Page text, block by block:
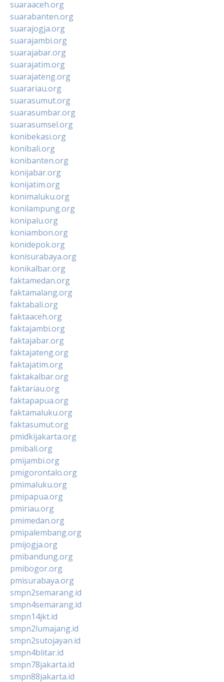
suaraaceh.org
suarabanten.org
suarajogja.org
suarajambi.org
suarajabar.org
suarajatim.org
suarajateng.org
suarariau.org
suarasumut.org
suarasumbar.org
suarasumsel.org
konibekasi.org
konibali.org
konibanten.org
konijabar.org
konijatim.org
konimaluku.org
konilampung.org
konipalu.org
koniambon.org
konidepok.org
konisurabaya.org
konikalbar.org
faktamedan.org
faktamalang.org
faktabali.org
faktaaceh.org
faktajambi.org
faktajabar.org
faktajateng.org
faktajatim.org
faktakalbar.org
faktariau.org
faktapapua.org
faktamaluku.org
faktasumut.org
pmidkijakarta.org
pmibali.org
pmijambi.org
pmigorontalo.org
pmimaluku.org
pmipapua.org
pmiriau.org
pmimedan.org
pmipalembang.org
pmijogja.org
pmibandung.org
pmibogor.org
pmisurabaya.org
smpn2semarang.id
smpn4semarang.id
smpn14jkt.id
smpn2lumajang.id
smpn2sutojayan.id
smpn4blitar.id
smpn78jakarta.id
smpn88jakarta.id